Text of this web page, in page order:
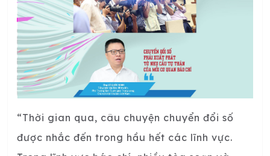
“Thời gian qua, câu chuyện chuyển đổi số
được nhắc đến trong hầu hết các lĩnh vực.